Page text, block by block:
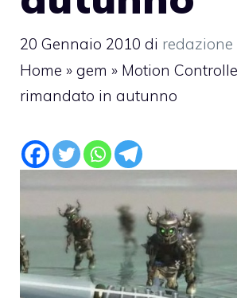
20 Gennaio 2010 di redazione
Home » gem » Motion
rimandato in autunno